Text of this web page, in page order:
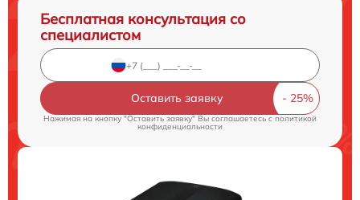
Бесплатная консультация со
специалистом
Оставить заявку
Нажимая на кнопку "Оставить заявку" Вы соглашаетесь cполитикой
конфиденциальности